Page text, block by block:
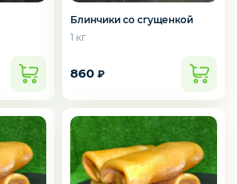
рыба
Блинчики со сгущенкой
1 кг
860 ₽